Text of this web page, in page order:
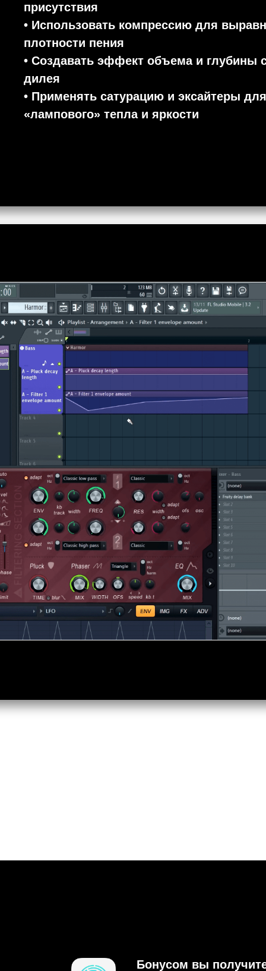
Бонусом вы
присутствия
• Использовать компрессию для
плотности пения
• Создавать эффект объема и глубины
дилея
• Применять сатурацию и эксайтеры
«лампового» тепла и яркости